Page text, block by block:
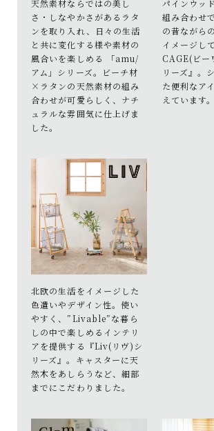
天然素材ならではの美し
さ・しなやかさがあるラタ
ンを取り入れ、日々の生活
と共に変化する様や素材の
風合いを楽しめる 「amu/
アム」シリーズ。ビーチ材
×ラタンの天然素材の組み
合わせが可愛らしく、ナチ
ュラルな雰囲気に仕上げま
した。
パインウッ
組み合わせ
の昔ながら
イメージし
CAGE(ビー
リーズ』。
た便利なア
えています。
北欧の生活をイメージした
色遣いやデザイン性。使い
やすく、”Livable”な暮ら
しの中で楽しめるインテリ
アを提供する『Liv(リヴ)シ
リーズ』。キャスターに天
然木をあしらうなど、細部
までにこだわりました。